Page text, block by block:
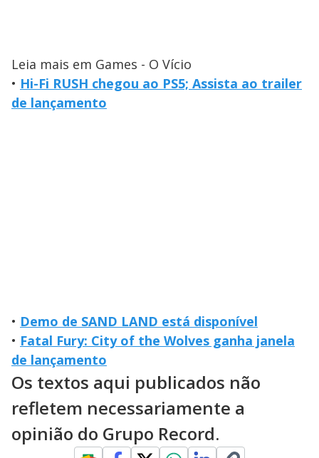
Leia mais em Games - O Vício
• Hi-Fi RUSH chegou ao PS5; Assista ao trailer
de lançamento
• Demo de SAND LAND está disponível
• Fatal Fury: City of the Wolves ganha janela
de lançamento
Os textos aqui publicados não
refletem necessariamente a
opinião do Grupo Record.